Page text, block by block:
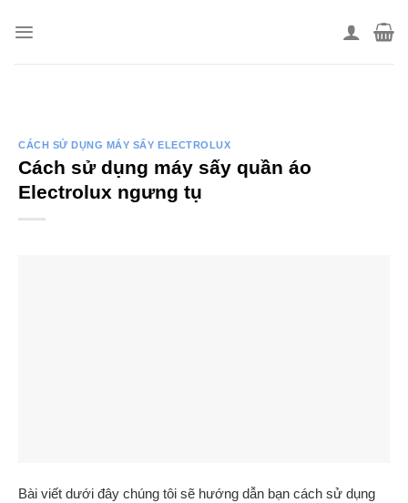
CÁCH SỬ DỤNG MÁY SẤY ELECTROLUX
Cách sử dụng máy sấy quần áo
Electrolux ngưng tụ
Bài viết dưới đây chúng tôi sẽ hướng dẫn bạn cách sử dụng